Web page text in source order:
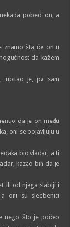
pobedi on, a
znamo šta će on u
da kažem
upitao je, pa sam
da je on među
oni se pojavljuju u
bio vladar, a ti
kazao bih da je
ili od njega slabiji i
oni su sledbenici
nego što je počeo